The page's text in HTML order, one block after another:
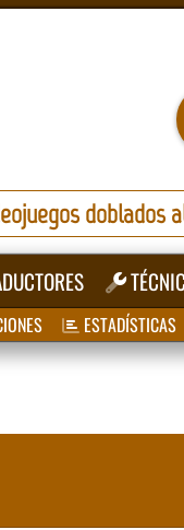
doblados
ESTADÍSTICAS